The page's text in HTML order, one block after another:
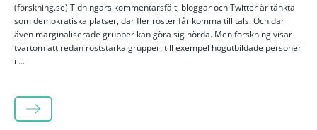
(forskning.se) Tidningars kommentarsfält, bloggar och Twitter är tänkta
som demokratiska platser, där fler röster får komma till tals. Och där
även marginaliserade grupper kan göra sig hörda. Men forskning visar
tvärtom att redan röststarka grupper, till exempel högutbildade personer
i ...
LÄS MER